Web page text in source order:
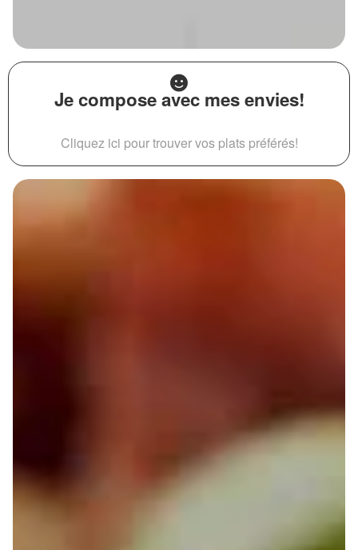
Je compose avec mes envies!
Cliquez ici pour trouver vos plats préférés!